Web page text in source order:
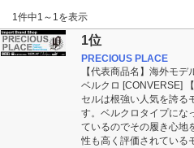
1件中1～1を表示
1位
PRECIOUS PLACE
【代表商品名】海外モ
ベルクロ [CONVERSE]
セルは根強い人気を誇る
す。ベルクロタイプにな
ているのでその履き心地
性も高く評価されている